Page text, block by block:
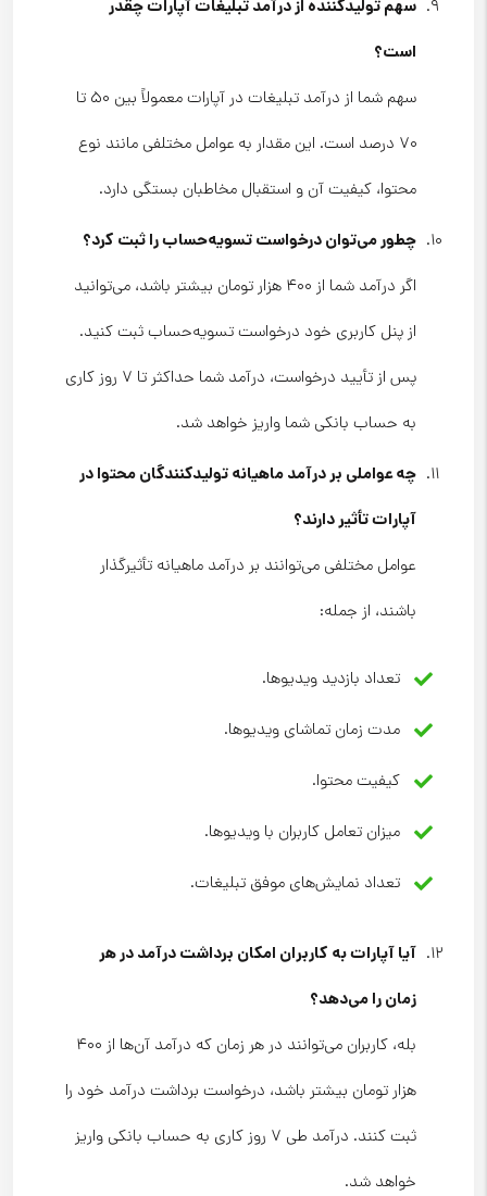
سهم تولیدکننده از درآمد تبلیغات آپارات چقدر
است؟
سهم شما از درآمد تبلیغات در آپارات معمولاً بین ۵۰ تا
۷۰ درصد است. این مقدار به عوامل مختلفی مانند نوع
محتوا، کیفیت آن و استقبال مخاطبان بستگی دارد.
چطور می‌توان درخواست تسویه‌حساب را ثبت کرد؟
اگر درآمد شما از ۴۰۰ هزار تومان بیشتر باشد، می‌توانید
از پنل کاربری خود درخواست تسویه‌حساب ثبت کنید.
پس از تأیید درخواست، درآمد شما حداکثر تا ۷ روز کاری
به حساب بانکی شما واریز خواهد شد.
چه عواملی بر درآمد ماهیانه تولیدکنندگان محتوا در
آپارات تأثیر دارند؟
عوامل مختلفی می‌توانند بر درآمد ماهیانه تأثیرگذار
باشند، از جمله:
تعداد بازدید ویدیوها.
مدت زمان تماشای ویدیوها.
کیفیت محتوا.
میزان تعامل کاربران با ویدیوها.
تعداد نمایش‌های موفق تبلیغات.
آیا آپارات به کاربران امکان برداشت درآمد در هر
زمان را می‌دهد؟
بله، کاربران می‌توانند در هر زمان که درآمد آن‌ها از ۴۰۰
هزار تومان بیشتر باشد، درخواست برداشت درآمد خود را
ثبت کنند. درآمد طی ۷ روز کاری به حساب بانکی واریز
خواهد شد.